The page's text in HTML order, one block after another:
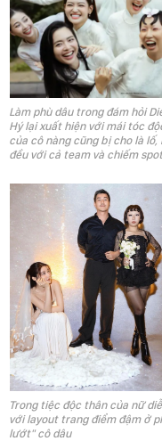
Làm phù dâu trong đám hỏi
Hý lại xuất hiện với mái tóc
của cô nàng cũng bị cho là
đều với cả team và chiếm
Trong tiệc độc thân của nữ
với layout trang điểm đậm ở
lướt" cô dâu